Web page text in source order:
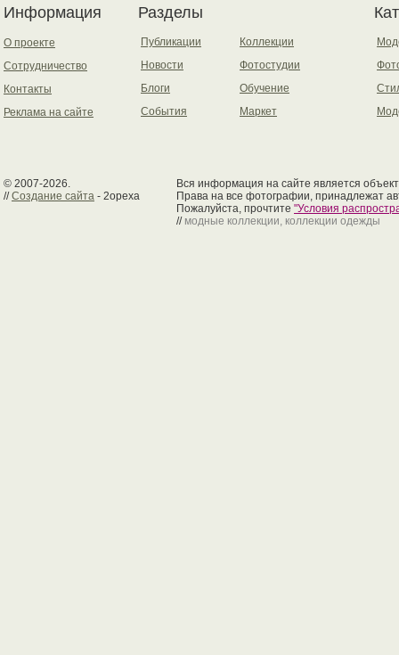
Информация
О проекте
Сотрудничество
Контакты
Реклама на сайте
Разделы
Публикации
Новости
Блоги
События
Коллекции
Фотостудии
Обучение
Маркет
© 2007-2026.
//Создание сайта - 2opexa
Вся информация на сайте является
Права на все фотографии, принадлежат
Пожалуйста, прочтите "Условия
// модные коллекции, коллекции одежды